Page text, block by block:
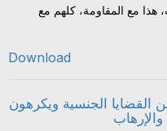
هذا مع المقاومة، كلهم مع
Download
القضايا الجنسية ويكرهون
والإرهاب